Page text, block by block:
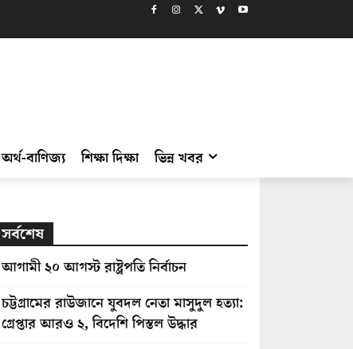
অর্থ-বাণিজ্য শিক্ষা দিক্ষা ভিন্ন খবর
সর্বশেষ
আগামী ২০ আগস্ট রাষ্ট্রপতি নির্বাচন
চট্টগ্রামের রাউজানে যুবদল নেতা মাসুদুল হত্যা:
গ্রেপ্তার আরও ২, বিদেশি পিস্তল উদ্ধার